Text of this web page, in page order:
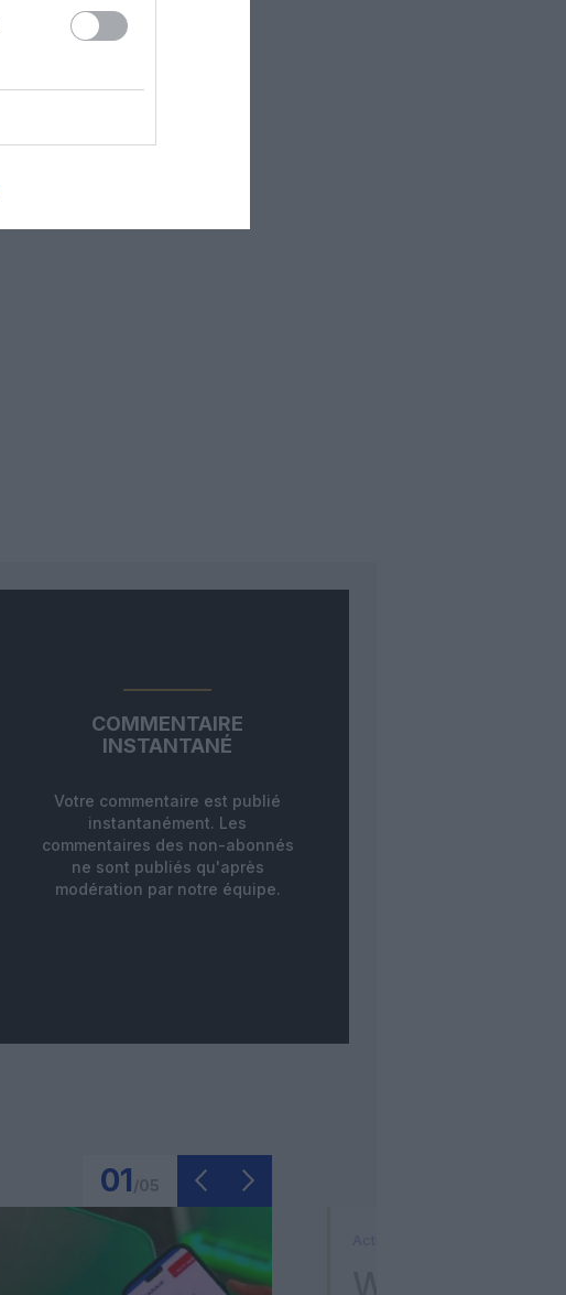
COMMENTAIRE
INSTANTANÉ
Votre commentaire est publié
instantanément. Les
commentaires des non-abonnés
ne sont publiés qu'après
modération par notre équipe.
01